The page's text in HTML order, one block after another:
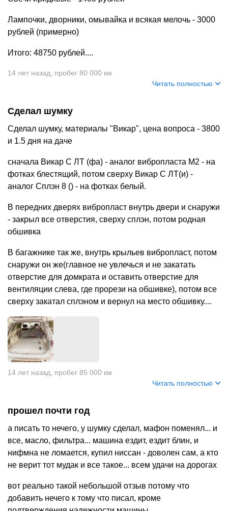
Лампочки, дворники, омывайка и всякая мелочь - 3000
рублей (примерно)
Итого: 48750 рублей....
14 лет назад
пробег 80 000 км
Читать полностью
Сделал шумку
Сделал шумку, материалы "Викар", цена вопроса - 3800
и 1.5 дня на даче
сначала Викар С ЛТ (фа) - аналог вибропласта М2 - на
фотках блестящий, потом сверху Викар С ЛТ(и) -
аналог Сплэн 8 () - на фотках белый.
В передних дверях вибропласт внутрь двери и снаружи
- закрыл все отверстия, сверху сплэн, потом родная
обшивка
В багажнике так же, внутрь крыльев вибропласт, потом
снаружи он же(главное не увлечься и не закатать
отверстие для домкрата и оставить отверстие для
вентиляции слева, где прорези на обшивке), потом все
сверху закатал сплэном и вернул на место обшивку....
+3
14 лет назад
пробег 85 000 км
Читать полностью
прошел почти год
а писать то нечего, у шумку сделал, мафон поменял... и
все, масло, фильтра... машина ездит, ездит блин, и
нифмна не ломается, купил ниссан - доволен сам, а кто
не верит тот мудак и все такое... всем удачи на дорогах
вот реально такой небольшой отзыв потому что
добавить нечего к тому что писал, кроме